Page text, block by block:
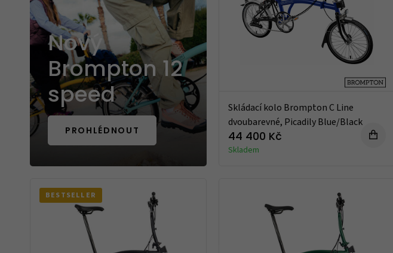
Nový
Brompton 12
speed
PROHLÉDNOUT
Skládací kolo Brompton C Line
dvoubarevné, Picadily Blue/Black
44 400 Kč
Skladem
BESTSELLER